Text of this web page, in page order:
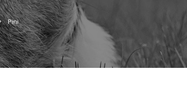
Pini